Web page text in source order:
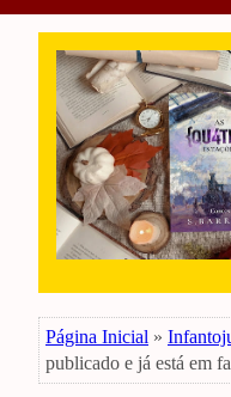
Página Inicial »
publicado e já está em